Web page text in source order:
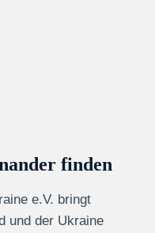
finden
e.V. bringt
und der Ukraine